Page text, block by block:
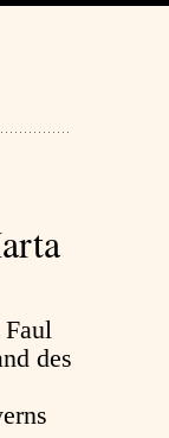
des